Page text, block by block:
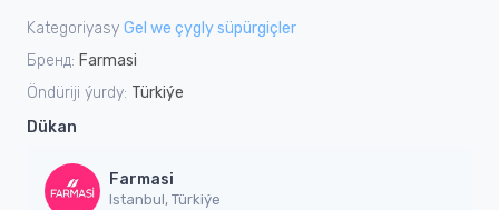
Kategoriyasy Gel we çygly süpürgiçler
Бренд: Farmasi
Öndüriji ýurdy: Türkiýe
Dükan
Farmasi
Istanbul, Türkiýe